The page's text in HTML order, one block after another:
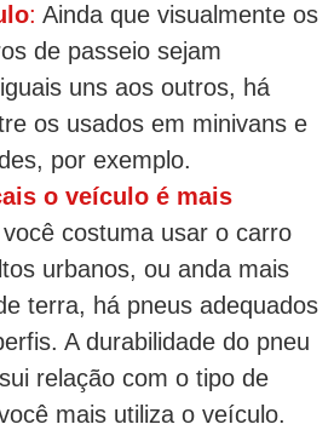
: Ainda que visualmente os
de passeio sejam
uns aos outros, há
os usados em minivans e
por exemplo.
o veículo é mais
você costuma usar o carro
urbanos, ou anda mais
terra, há pneus adequados
A durabilidade do pneu
relação com o tipo de
mais utiliza o veículo.